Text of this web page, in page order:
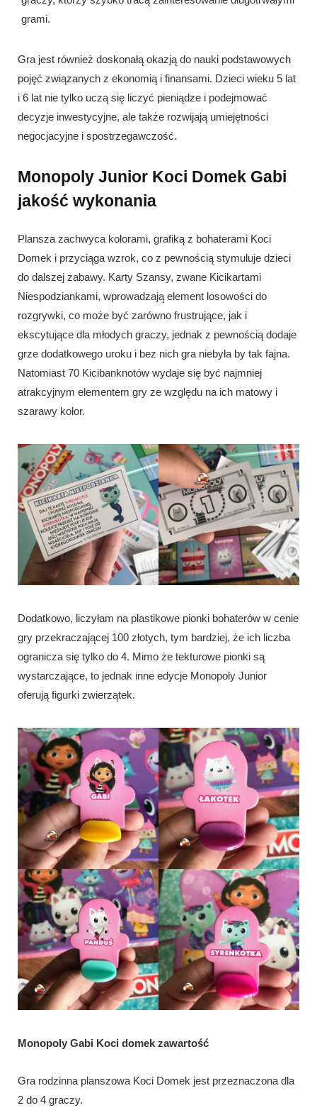
grami.
Gra jest również doskonałą okazją do nauki podstawowych
pojęć związanych z ekonomią i finansami. Dzieci wieku 5 lat
i 6 lat nie tylko uczą się liczyć pieniądze i podejmować
decyzje inwestycyjne, ale także rozwijają umiejętności
negocjacyjne i spostrzegawczość.
Monopoly Junior Koci Domek Gabi
jakość wykonania
Plansza zachwyca kolorami, grafiką z bohaterami Koci
Domek i przyciąga wzrok, co z pewnością stymuluje dzieci
do dalszej zabawy. Karty Szansy, zwane Kicikartami
Niespodziankami, wprowadzają element losowości do
rozgrywki, co może być zarówno frustrujące, jak i
ekscytujące dla młodych graczy, jednak z pewnością dodaje
grze dodatkowego uroku i bez nich gra niebyła by tak fajna.
Natomiast 70 Kicibanknotów wydaje się być najmniej
atrakcyjnym elementem gry ze względu na ich matowy i
szarawy kolor.
Dodatkowo, liczyłam na plastikowe pionki bohaterów w cenie
gry przekraczającej 100 złotych, tym bardziej, że ich liczba
ogranicza się tylko do 4. Mimo że tekturowe pionki są
wystarczające, to jednak inne edycje Monopoly Junior
oferują figurki zwierzątek.
Monopoly Gabi Koci domek zawartość
Gra rodzinna planszowa Koci Domek jest przeznaczona dla
2 do 4 graczy.